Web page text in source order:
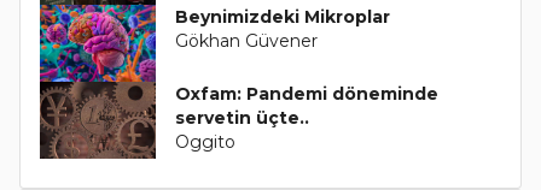
Beynimizdeki Mikroplar
Gökhan Güvener
Oxfam: Pandemi döneminde
servetin üçte..
Oggito